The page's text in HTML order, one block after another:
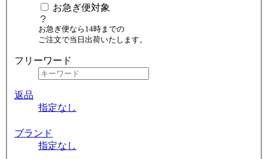
お急ぎ便対象
お急ぎ便なら14時までの
ご注文で当日出荷いたします。
フリーワード
返品
指定なし
ブランド
指定なし